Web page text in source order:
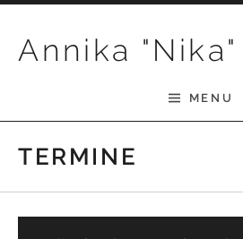
Annika
MENU
TERMINE